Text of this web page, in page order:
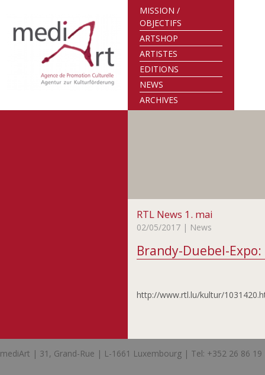
MISSION /
OBJECTIFS
ARTSHOP
ARTISTES
EDITIONS
NEWS
ARCHIVES
RTL News 1. mai
02/05/2017 | News
Brandy-Duebel-
http://www.rtl.lu/kultur/
mediArt | 31, Grand-Rue | L-1661 Luxembourg | Tel: +352 26 86